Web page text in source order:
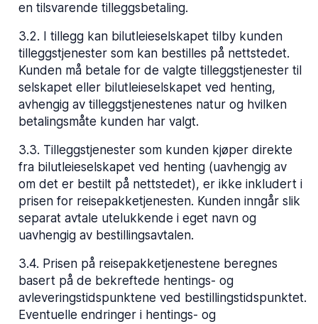
en tilsvarende tilleggsbetaling.
3.2.
I tillegg kan bilutleieselskapet tilby kunden
tilleggstjenester som kan bestilles på nettstedet.
Kunden må betale for de valgte tilleggstjenester til
selskapet eller bilutleieselskapet ved henting,
avhengig av tilleggstjenestenes natur og hvilken
betalingsmåte kunden har valgt.
3.3. Tilleggstjenester som kunden kjøper direkte
fra bilutleieselskapet ved henting (uavhengig av
om det er bestilt på nettstedet), er ikke inkludert i
prisen for reisepakketjenesten. Kunden inngår slik
separat avtale utelukkende i eget navn og
uavhengig av bestillingsavtalen.
3.4. Prisen på reisepakketjenestene beregnes
basert på de bekreftede hentings- og
avleveringstidspunktene ved bestillingstidspunktet.
Eventuelle endringer i hentings- og